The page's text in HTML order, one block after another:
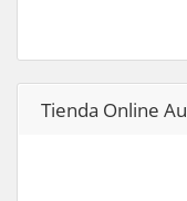
Tienda Online